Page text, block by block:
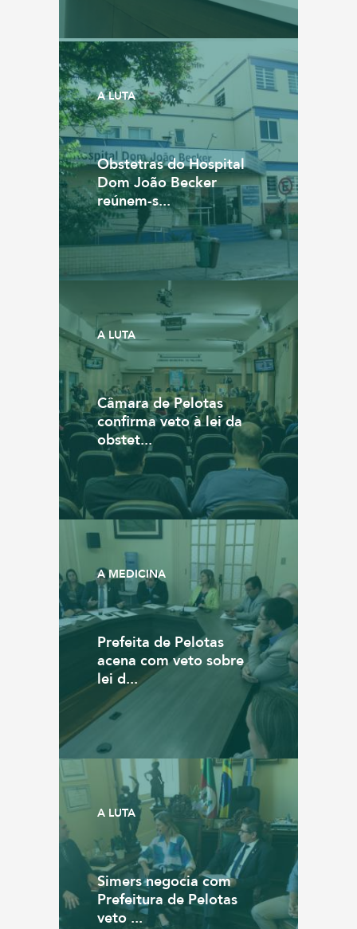
A LUTA
Obstetras do Hospital
Dom João Becker
reúnem-s...
A LUTA
Câmara de Pelotas
confirma veto à lei da
obstet...
A MEDICINA
Prefeita de Pelotas
acena com veto sobre
lei d...
A LUTA
Simers negocia com
Prefeitura de Pelotas
veto ...